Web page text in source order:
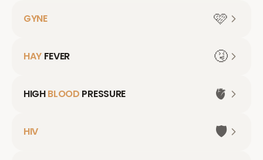
GYNE 🩷
HAY FEVER 🤧
HIGHBLOOD PRESSURE 🫀
HIV
🛡️